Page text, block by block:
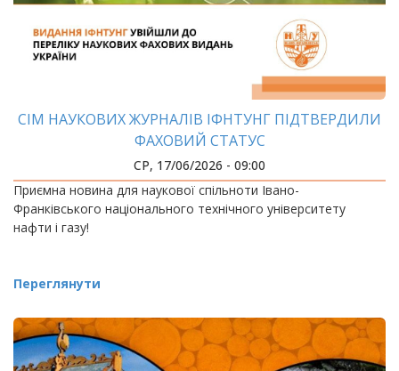
СІМ НАУКОВИХ ЖУРНАЛІВ ІФНТУНГ ПІДТВЕРДИЛИ
ФАХОВИЙ СТАТУС
СР, 17/06/2026 - 09:00
Приємна новина для наукової спільноти Івано-
Франківського національного технічного університету
нафти і газу!
Переглянути